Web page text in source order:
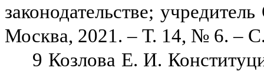
законодательстве;
Москва, 2021. – Т. 14, № 6. –
9 Козлова Е. И.